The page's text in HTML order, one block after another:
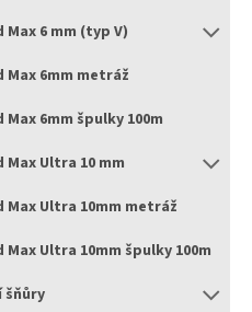
6 mm (typ V)
6mm metráž
6mm špulky 100m
Max Ultra 10 mm
Max Ultra 10mm metráž
Ultra 10mm špulky 100m
šňůry